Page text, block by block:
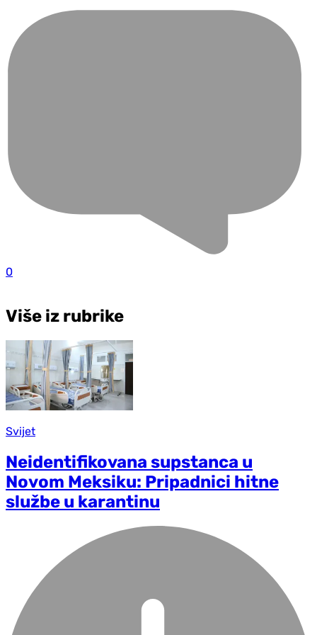
0
Više iz rubrike
Svijet
Neidentifikovana supstanca u
Novom Meksiku: Pripadnici hitne
službe u karantinu